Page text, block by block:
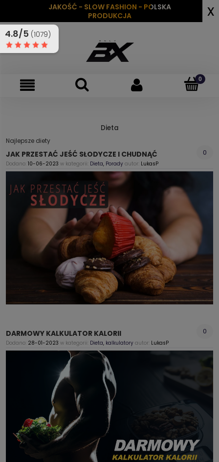
JAKOŚĆ - SLOW FASHION - POLSKA
PRODUKCJA
x
Dieta
Najlepsze diety
JAK PRZESTAĆ JEŚĆ SŁODYCZE I CHUDNĄĆ 0
Dodano: 10-06-2023 w kategorii: Dieta, Porady autor: LukasP
DARMOWY KALKULATOR KALORII 0
Dodano: 28-01-2023 w kategorii: Dieta, kalkulatory autor: LukasP
4.8/5 (1079)